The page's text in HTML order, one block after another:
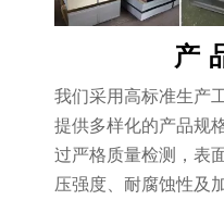
产
我们采用高标准生产
提供多样化的产品规
过严格质量检测，表
压强度、耐腐蚀性及